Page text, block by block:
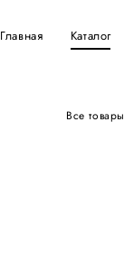
Главная Каталог
Все товары